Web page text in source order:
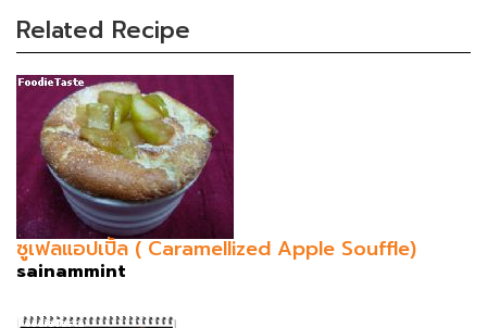
Related Recipe
ซูเฟลแอปเปิ้ล ( Caramellized Apple Souffle)
sainammint